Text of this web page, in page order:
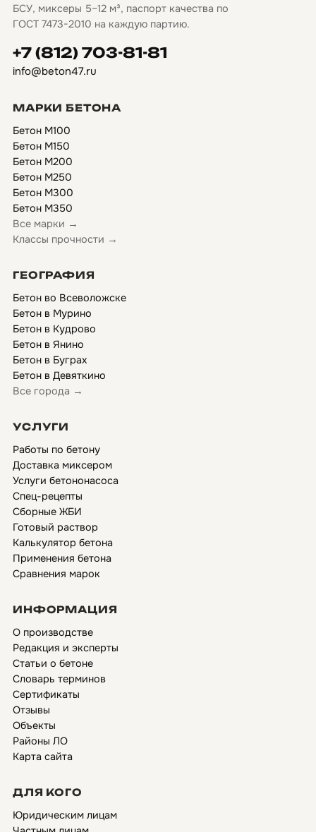
БСУ, миксеры 5–12 м³, паспорт качества по
ГОСТ 7473-2010 на каждую партию.
+7 (812) 703-81-81
info@beton47.ru
МАРКИ БЕТОНА
Бетон М100
Бетон М150
Бетон М200
Бетон М250
Бетон М300
Бетон М350
Все марки →
Классы прочности →
ГЕОГРАФИЯ
Бетон во Всеволожске
Бетон в Мурино
Бетон в Кудрово
Бетон в Янино
Бетон в Буграх
Бетон в Девяткино
Все города →
УСЛУГИ
Работы по бетону
Доставка миксером
Услуги бетононасоса
Спец-рецепты
Сборные ЖБИ
Готовый раствор
Калькулятор бетона
Применения бетона
Сравнения марок
ИНФОРМАЦИЯ
О производстве
Редакция и эксперты
Статьи о бетоне
Словарь терминов
Сертификаты
Отзывы
Объекты
Районы ЛО
Карта сайта
ДЛЯ КОГО
Юридическим лицам